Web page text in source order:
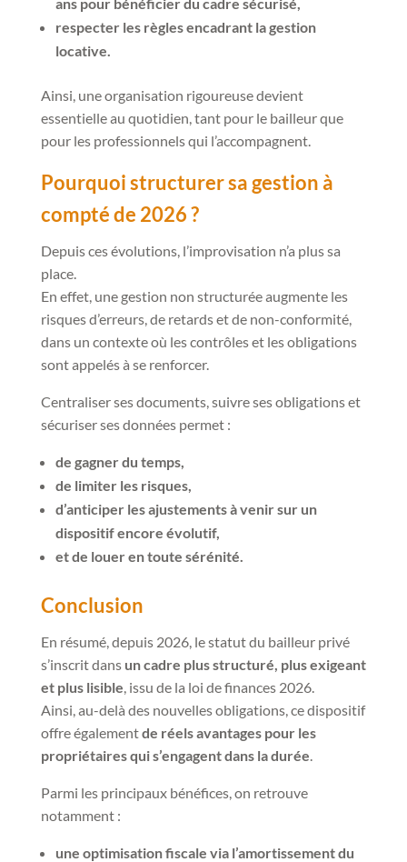
respecter les règles encadrant la gestion
locative.
Ainsi, une organisation rigoureuse devient
essentielle au quotidien, tant pour le bailleur que
pour les professionnels qui l’accompagnent.
Pourquoi structurer sa gestion à
compté de 2026 ?
Depuis ces évolutions, l’improvisation n’a plus sa
place.
En effet, une gestion non structurée augmente les
risques d’erreurs, de retards et de non-conformité,
dans un contexte où les contrôles et les obligations
sont appelés à se renforcer.
Centraliser ses documents, suivre ses obligations et
sécuriser ses données permet :
de gagner du temps,
de limiter les risques,
d’anticiper les ajustements à venir sur un
dispositif encore évolutif,
et de louer en toute sérénité.
Conclusion
En résumé, depuis 2026, le statut du bailleur privé
s’inscrit dans un cadre plus structuré, plus exigeant
et plus lisible , issu de la loi de finances 2026.
Ainsi, au-delà des nouvelles obligations, ce dispositif
offre égalementde réels avantages pour les
propriétaires qui s’engagent dans la durée
Parmi les principaux bénéfices, on retrouve
notamment :
une optimisation fiscale via l’amortissement du